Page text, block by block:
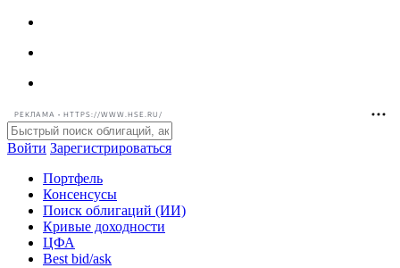
РЕКЛАМА • HTTPS://WWW.HSE.RU/
Войти Зарегистрироваться
Портфель
Консенсусы